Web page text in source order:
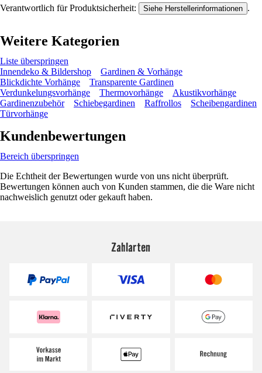
Verantwortlich für Produktsicherheit: Siehe Herstellerinformationen .
Weitere Kategorien
Liste überspringen
Innendeko & Bildershop
Gardinen & Vorhänge
Blickdichte Vorhänge
Transparente Gardinen
Verdunkelungsvorhänge
Thermovorhänge
Akustikvorhänge
Gardinenzubehör
Schiebegardinen Raffrollos
Scheibengardinen
Türvorhänge
Kundenbewertungen
Bereich überspringen
Die Echtheit der Bewertungen wurde von uns nicht überprüft.
Bewertungen können auch von Kunden stammen, die die Ware nicht
nachweislich genutzt oder gekauft haben.
Zahlarten